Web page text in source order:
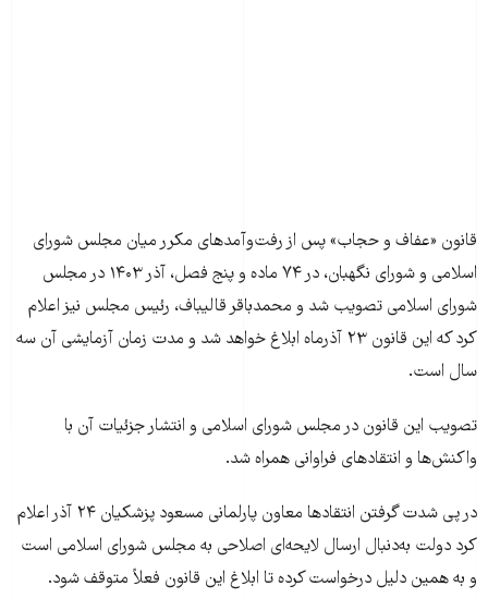
قانون «عفاف و حجاب» پس از رفت‌و‌آمدهای مکرر میان مجلس شورای
اسلامی و شورای نگهبان، در ۷۴ ماده و پنج فصل، آذر ۱۴۰۳ در مجلس
شورای اسلامی تصویب شد و محمدباقر قالیباف، رئیس مجلس نیز اعلام
کرد که این قانون ۲۳ آذرماه ابلاغ خواهد شد و مدت زمان آزمایشی آن سه
سال است.
تصویب این قانون در مجلس شورای اسلامی و انتشار جزئیات آن با
واکنش‌ها و انتقادهای فراوانی همراه شد.
در پی شدت گرفتن انتقادها معاون پارلمانی مسعود پزشکیان ۲۴ آذر اعلام
کرد دولت به‌دنبال ارسال لایحه‌ای اصلاحی به مجلس شورای اسلامی است
و به همین دلیل درخواست کرده تا ابلاغ این قانون فعلاً متوقف شود.